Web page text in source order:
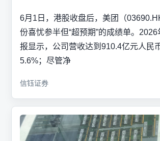
6月1日，港股收盘后，美团（
份喜忧参半但“超预期”的成绩单。
报显示，公司营收达到910.4亿元人民
5.6%；尽管净
信钰证券